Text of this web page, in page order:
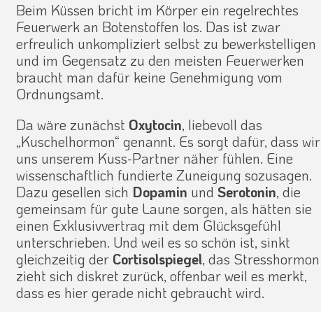
Beim Küssen bricht im Körper ein regelrechtes
Feuerwerk an Botenstoffen los. Das ist zwar
erfreulich unkompliziert selbst zu bewerkstelligen
und im Gegensatz zu den meisten Feuerwerken
braucht man dafür keine Genehmigung vom
Ordnungsamt.
Da wäre zunächst Oxytocin, liebevoll das
„Kuschelhormon“ genannt. Es sorgt dafür, dass wir
uns unserem Kuss-Partner näher fühlen. Eine
wissenschaftlich fundierte Zuneigung sozusagen.
Dazu gesellen sich Dopamin undSerotonin, die
gemeinsam für gute Laune sorgen, als hätten sie
einen Exklusivvertrag mit dem Glücksgefühl
unterschrieben. Und weil es so schön ist, sinkt
gleichzeitig der Cortisolspiegel, das Stresshormon
zieht sich diskret zurück, offenbar weil es merkt,
dass es hier gerade nicht gebraucht wird.